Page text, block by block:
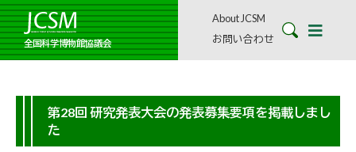
全国科学博物館協議会
About JCSM
お問い合わせ
第28回 研究発表大会の発表募集要項を掲載しまし
た